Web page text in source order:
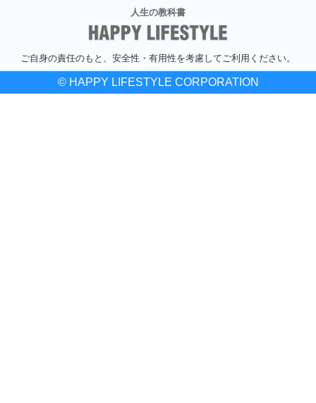
人生の教科書
ご自身の責任のもと、安全性・有用性を考慮してご利用ください。
© HAPPY LIFESTYLE CORPORATION